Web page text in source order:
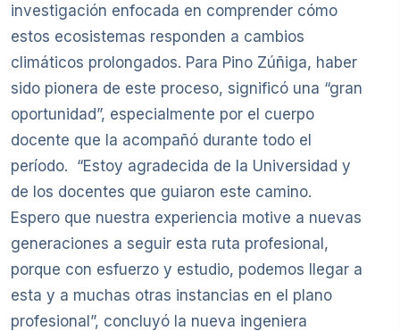
investigación enfocada en comprender cómo
estos ecosistemas responden a cambios
climáticos prolongados. Para Pino Zúñiga, haber
sido pionera de este proceso, significó una “gran
oportunidad”, especialmente por el cuerpo
docente que la acompañó durante todo el
período. “Estoy agradecida de la Universidad y
de los docentes que guiaron este camino.
Espero que nuestra experiencia motive a nuevas
generaciones a seguir esta ruta profesional,
porque con esfuerzo y estudio, podemos llegar a
esta y a muchas otras instancias en el plano
profesional”, concluyó la nueva ingeniera